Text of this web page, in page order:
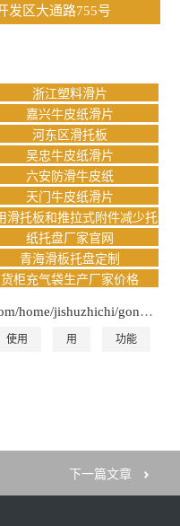
发区大通路755号
浙江塑料滑片
嘉兴牛皮纸滑片
河东区滑托板
吴忠牛皮纸滑片
六安防滑牛皮纸
天门牛皮纸滑片
滑托板和推拉式附件减少托
盘搬运的好处
纸托盘厂家官网
青海滑板托盘定制
货柜充气袋生产厂家价格
gongsidongtai/10221.html
使用 用 功能
下一篇文章